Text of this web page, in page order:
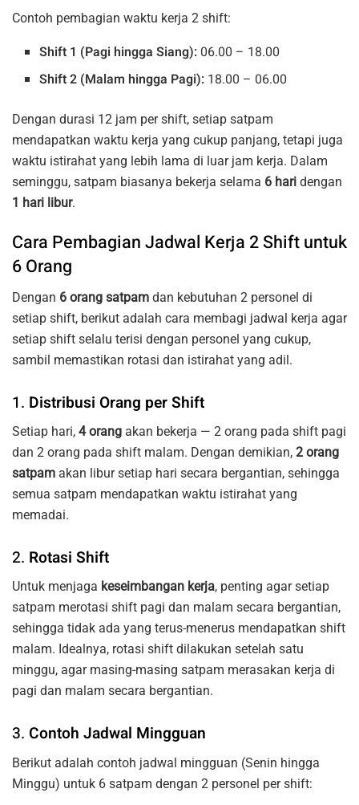
Contoh pembagian waktu kerja 2 shift:
Shift 1 (Pagi hingga Siang): 06.00 – 18.00
Shift 2 (Malam hingga Pagi): 18.00 – 06.00
Dengan durasi 12 jam per shift, setiap satpam
mendapatkan waktu kerja yang cukup panjang, tetapi juga
waktu istirahat yang lebih lama di luar jam kerja. Dalam
seminggu, satpam biasanya bekerja selama 6 hari dengan
1 hari libur.
Cara Pembagian Jadwal Kerja 2 Shift untuk
6 Orang
Dengan 6 orang satpam dan kebutuhan 2 personel di
setiap shift, berikut adalah cara membagi jadwal kerja agar
setiap shift selalu terisi dengan personel yang cukup,
sambil memastikan rotasi dan istirahat yang adil.
1. Distribusi Orang per Shift
Setiap hari, 4 orang akan bekerja — 2 orang pada shift pagi
dan 2 orang pada shift malam. Dengan demikian, 2 orang
satpam akan libur setiap hari secara bergantian, sehingga
semua satpam mendapatkan waktu istirahat yang
memadai.
2. Rotasi Shift
Untuk menjaga keseimbangan kerja, penting agar setiap
satpam merotasi shift pagi dan malam secara bergantian,
sehingga tidak ada yang terus-menerus mendapatkan shift
malam. Idealnya, rotasi shift dilakukan setelah satu
minggu, agar masing-masing satpam merasakan kerja di
pagi dan malam secara bergantian.
3. Contoh Jadwal Mingguan
Berikut adalah contoh jadwal mingguan (Senin hingga
Minggu) untuk 6 satpam dengan 2 personel per shift: